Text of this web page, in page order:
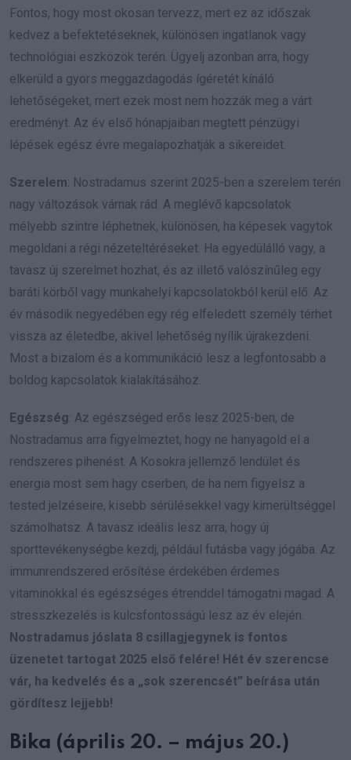
Fontos, hogy most okosan tervezz, mert ez az időszak
kedvez a befektetéseknek, különösen ingatlanok vagy
technológiai eszközök terén. Ügyelj azonban arra, hogy
elkerüld a gyors meggazdagodás ígéretét kínáló
lehetőségeket, mert ezek most nem hozzák meg a várt
eredményt. Az év első hónapjaiban megtett pénzügyi
lépések egész évre megalapozhatják a sikereidet.
Szerelem: Nostradamus szerint 2025-ben a szerelem terén
nagy változások várnak rád. A meglévő kapcsolatok
mélyebb szintre léphetnek, különösen, ha képesek vagytok
megoldani a régi nézeteltéréseket. Ha egyedülálló vagy, a
tavasz új szerelmet hozhat, és az illető valószínűleg egy
baráti körből vagy munkahelyi kapcsolatokból kerül elő. Az
év második negyedében egy rég elfeledett személy térhet
vissza az életedbe, akivel lehetőség nyílik újrakezdeni.
Most a bizalom és a kommunikáció lesz a legfontosabb a
boldog kapcsolatok kialakításához.
Egészség: Az egészséged erős lesz 2025-ben, de
Nostradamus arra figyelmeztet, hogy ne hanyagold el a
rendszeres pihenést. A Kosokra jellemző lendület és
energia most sem hagy cserben, de ha nem figyelsz a
tested jelzéseire, kisebb sérülésekkel vagy kimerültséggel
számolhatsz. A tavasz ideális lesz arra, hogy új
sporttevékenységbe kezdj, például futásba vagy jógába. Az
immunrendszered erősítése érdekében érdemes
vitaminokkal és egészséges étrenddel támogatni magad. A
stresszkezelés is kulcsfontosságú lesz az év elején.
Nostradamus jóslata 8 csillagjegynek is fontos
üzenetet tartogat 2025 első felére! Hét év szerencse
vár, ha kedvelés és a „sok szerencsét” beírása után
gördítesz lejjebb!
Bika (április 20. – május 20.)